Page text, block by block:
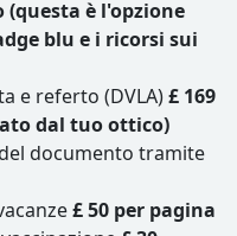
(questa è l'opzione
blu e i ricorsi sui
e referto (DVLA)£ 169
dal tuo ottico)
documento tramite
£ 50 per pagina